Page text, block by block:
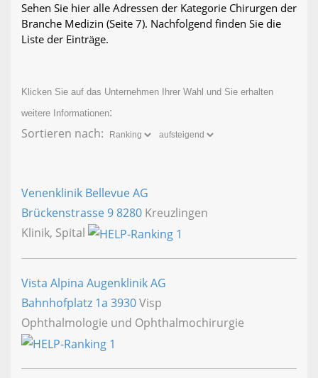
Sehen Sie hier alle Adressen der Kategorie Chirurgen der
Branche Medizin (Seite 7). Nachfolgend finden Sie die
Liste der Einträge.
Klicken Sie auf das Unternehmen Ihrer Wahl und Sie erhalten
weitere Informationen:
Sortieren nach:
Venenklinik Bellevue AG
Brückenstrasse 98280 Kreuzlingen
Klinik, Spital
Vista Alpina Augenklinik AG
Bahnhofplatz 1a 3930Visp
Ophthalmologie und Ophthalmochirurgie